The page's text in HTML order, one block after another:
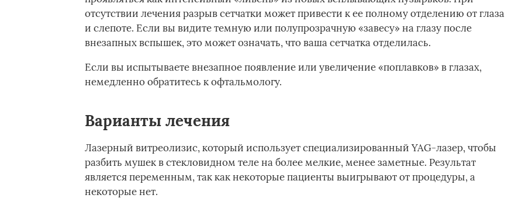
отсутствии лечения разрыв сетчатки может привести к ее полному отделению от глаза
и слепоте. Если вы видите темную или полупрозрачную «завесу» на глазу после
внезапных вспышек, это может означать, что ваша сетчатка отделилась.
Если вы испытываете внезапное появление или увеличение «поплавков» в глазах,
немедленно обратитесь к офтальмологу.
Варианты лечения
Лазерный витреолизис, который использует специализированный YAG-лазер, чтобы
разбить мушек в стекловидном теле на более мелкие, менее заметные. Результат
является переменным, так как некоторые пациенты выигрывают от процедуры, а
некоторые нет.